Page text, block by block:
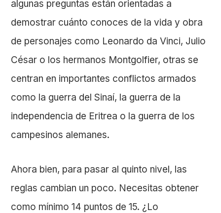
algunas preguntas están orientadas a
demostrar cuánto conoces de la vida y obra
de personajes como Leonardo da Vinci, Julio
César o los hermanos Montgolfier, otras se
centran en importantes conflictos armados
como la guerra del Sinaí, la guerra de la
independencia de Eritrea o la guerra de los
campesinos alemanes.
Ahora bien, para pasar al quinto nivel, las
reglas cambian un poco. Necesitas obtener
como mínimo 14 puntos de 15. ¿Lo